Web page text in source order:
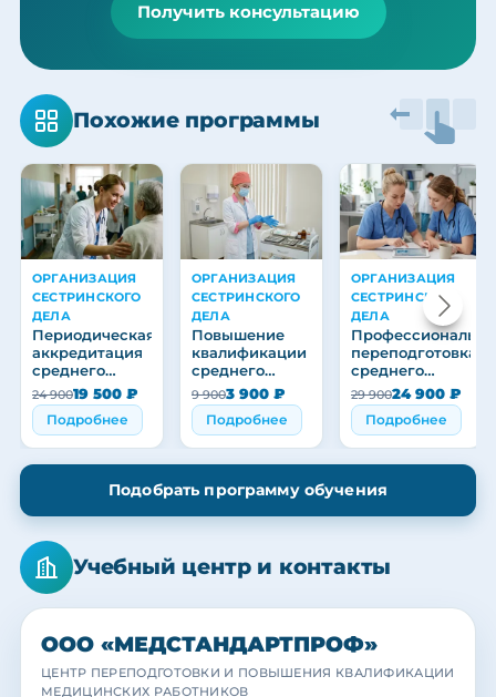
Получить консультацию
Похожие программы
ОРГАНИЗАЦИЯ
СЕСТРИНСКОГО
ДЕЛА
Периодическая
аккредитация
среднего
медицинского
персонала
24 90019 500 ₽
Подробнее
ОРГАНИЗАЦИЯ
СЕСТРИНСКОГО
ДЕЛА
Повышение
квалификации
среднего
медицинского
персонала
9 9003 900 ₽
Подробнее
ОРГАНИЗАЦИЯ
СЕСТРИНСКОГО
ДЕЛА
переподготовка
среднего
медицинского
персонала
29 90024 900 ₽
Подробнее
Подобрать программу обучения
Учебный центр и контакты
ООО «МЕДСТАНДАРТПРОФ»
ЦЕНТР ПЕРЕПОДГОТОВКИ И ПОВЫШЕНИЯ КВАЛИФИКАЦИИ
МЕДИЦИНСКИХ РАБОТНИКОВ